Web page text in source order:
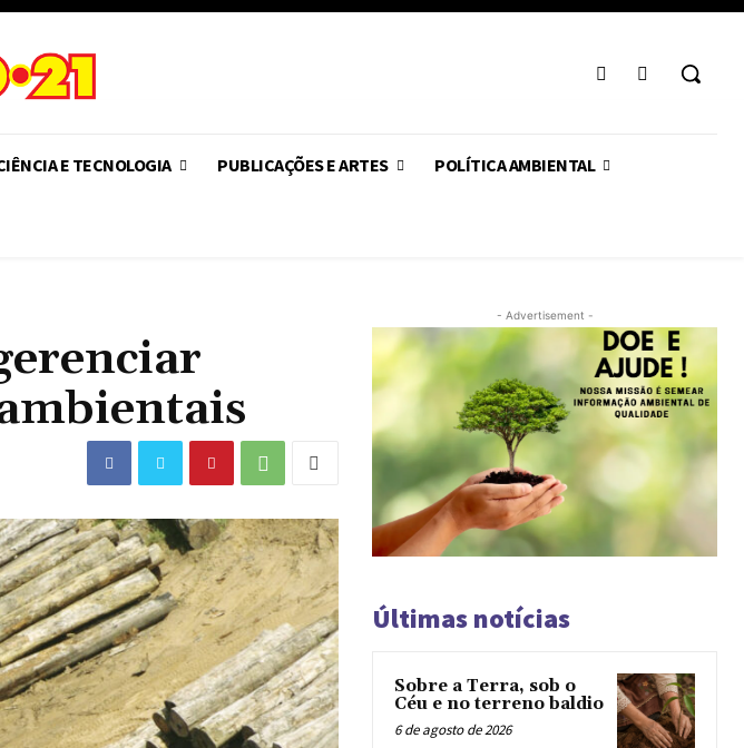
E TECNOLOGIA PUBLICAÇÕES E ARTES POLÍTICA AMBIENTAL
- Advertisement -
Últimas notícias
Sobre a Terra, sob o
Céu e no terreno baldio
6 de agosto de 2026